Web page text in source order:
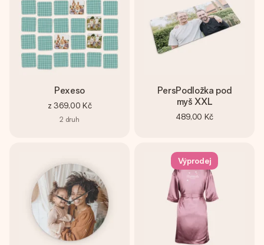
Pexeso
z 369,00 Kč
2 druh
PersPodložka pod
myš XXL
489,00 Kč
Výprodej